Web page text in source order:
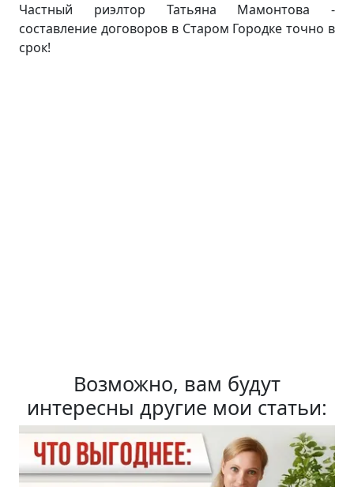
Частный риэлтор Татьяна Мамонтова -
составление договоров в Старом Городке точно в
срок!
Возможно, вам будут
интересны другие мои статьи: